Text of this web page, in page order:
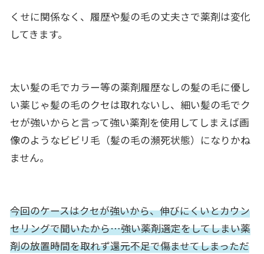
くせに関係なく、履歴や髪の毛の丈夫さで薬剤は変化
してきます。
太い髪の毛でカラー等の薬剤履歴なしの髪の毛に優し
い薬じゃ髪の毛のクセは取れないし、細い髪の毛でク
セが強いからと言って強い薬剤を使用してしまえば画
像のようなビビリ毛（髪の毛の瀕死状態）になりかね
ません。
今回のケースはクセが強いから、伸びにくいとカウン
セリングで聞いたから…強い薬剤選定をしてしまい薬
剤の放置時間を取れず還元不足で傷ませてしまっただ